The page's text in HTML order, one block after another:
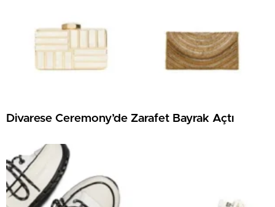
Divarese Ceremony’de Zarafet Bayrak Açtı